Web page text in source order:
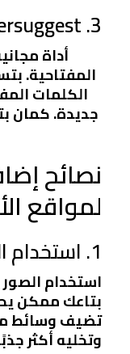
3. Ubersuggest
المفتاحية.
الكلمات
جديدة. كمان
لمواقع
1. استخدام الوسائط المتعددة
استخدام
بتاعك ممكن
تضيف وسائط
وتخليه أكثر